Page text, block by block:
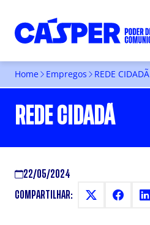
Home Empregos REDE CIDADÃ
REDE CIDADÃ
22/05/2024
COMPARTILHAR: